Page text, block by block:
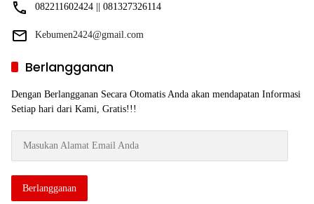
082211602424 || 081327326114
Kebumen2424@gmail.com
Berlangganan
Dengan Berlangganan Secara Otomatis Anda akan mendapatan Informasi
Setiap hari dari Kami, Gratis!!!
Alamat
Berlangganan